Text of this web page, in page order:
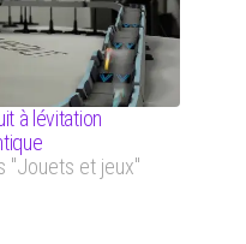
à lévitation
"Jouets et jeux"